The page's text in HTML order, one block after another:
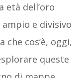
età dell’oro
e divisivo
cos’è, oggi,
queste